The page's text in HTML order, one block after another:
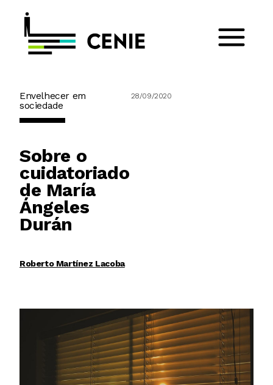
Envelhecer em
sociedade
28/09/2020
Sobre o
cuidatoriado
de María
Ángeles
Durán
Roberto Martínez Lacoba